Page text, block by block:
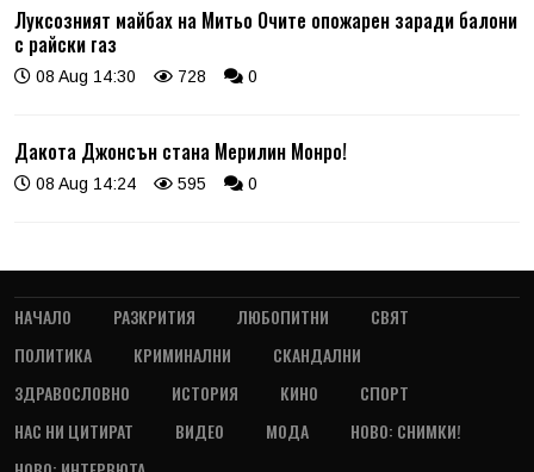
Луксозният майбах на Митьо Очите опожарен заради балони
с райски газ
08 Aug 14:30 728 0
Дакота Джонсън стана Мерилин Монро!
08 Aug 14:24 595 0
НАЧАЛО РАЗКРИТИЯ ЛЮБОПИТНИ
СВЯТ
ПОЛИТИКА
КРИМИНАЛНИ
СКАНДАЛНИ
ЗДРАВОСЛОВНО
ИСТОРИЯ КИНО
СПОРТ
НАС НИ ЦИТИРАТ
ВИДЕО МОДА
НОВО: СНИМКИ!